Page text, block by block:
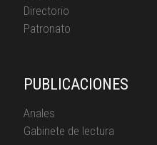
Directorio
Patronato
PUBLICACIONES
Anales
Gabinete de lectura